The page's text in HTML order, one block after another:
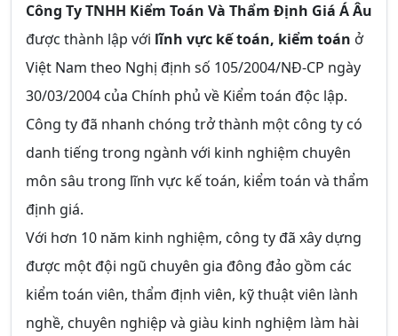
Công Ty TNHH Kiểm Toán Và Thẩm Định Giá Á Âu
được thành lập với lĩnh vực kế toán, kiểm toán ở
Việt Nam theo Nghị định số 105/2004/NĐ-CP ngày
30/03/2004 của Chính phủ về Kiểm toán độc lập.
Công ty đã nhanh chóng trở thành một công ty có
danh tiếng trong ngành với kinh nghiệm chuyên
môn sâu trong lĩnh vực kế toán, kiểm toán và thẩm
định giá.
Với hơn 10 năm kinh nghiệm, công ty đã xây dựng
được một đội ngũ chuyên gia đông đảo gồm các
kiểm toán viên, thẩm định viên, kỹ thuật viên lành
nghề, chuyên nghiệp và giàu kinh nghiệm làm hài